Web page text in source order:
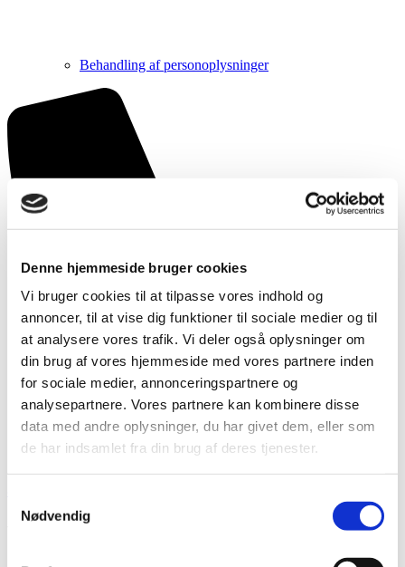
Denne hjemmeside bruger cookies
Vi bruger cookies til at tilpasse vores indhold og
annoncer, til at vise dig funktioner til sociale medier og til
at analysere vores trafik. Vi deler også oplysninger om
din brug af vores hjemmeside med vores partnere inden
for sociale medier, annonceringspartnere og
analysepartnere. Vores partnere kan kombinere disse
data med andre oplysninger, du har givet dem, eller som
de har indsamlet fra din brug af deres tjenester.
Nødvendig
Behandling af personoplysninger